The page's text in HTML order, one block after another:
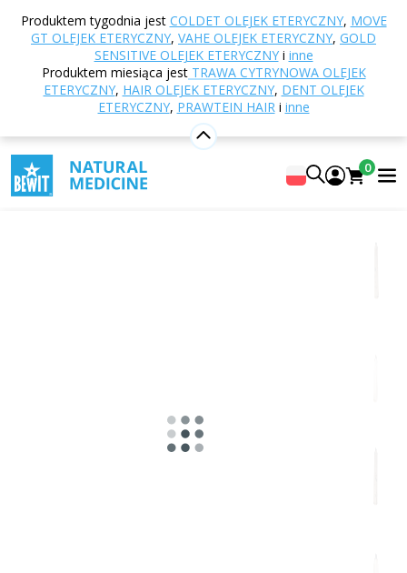
Produktem tygodnia jest COLDET OLEJEK ETERYCZNY, MOVE
GT OLEJEK ETERYCZNY, VAHE OLEJEK ETERYCZNY, GOLD
SENSITIVE OLEJEK ETERYCZNYi inne
Produktem miesiąca jest TRAWA CYTRYNOWA OLEJEK
ETERYCZNY, HAIR OLEJEK ETERYCZNY, DENT OLEJEK
ETERYCZNY, PRAWTEIN HAIRi inne
0
Strona główna
minerały
Obelisk Kwarc dymny (nad 100 g)
Kwarc dymny (nad 100 g)
Smoky quartz
5 Pokaż 1 recenzji